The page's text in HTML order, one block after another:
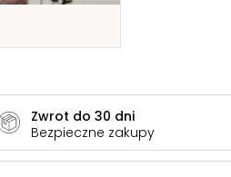
Zwrot do 30 dni
Bezpieczne zakupy